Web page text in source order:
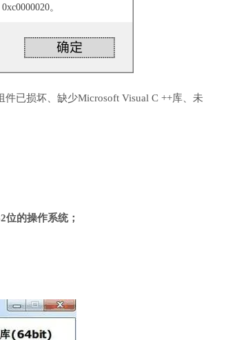
。
件已损坏、缺少Microsoft Visual C ++库、未
的操作系统；